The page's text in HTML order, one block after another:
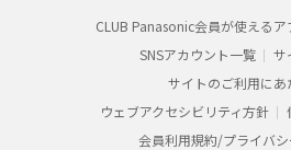
CLUB Panasonic会員が使える
SNSアカウント一覧
サ
サイトのご利用にあ
ウェブアクセシビリティ方針
会員利用規約/プライバ